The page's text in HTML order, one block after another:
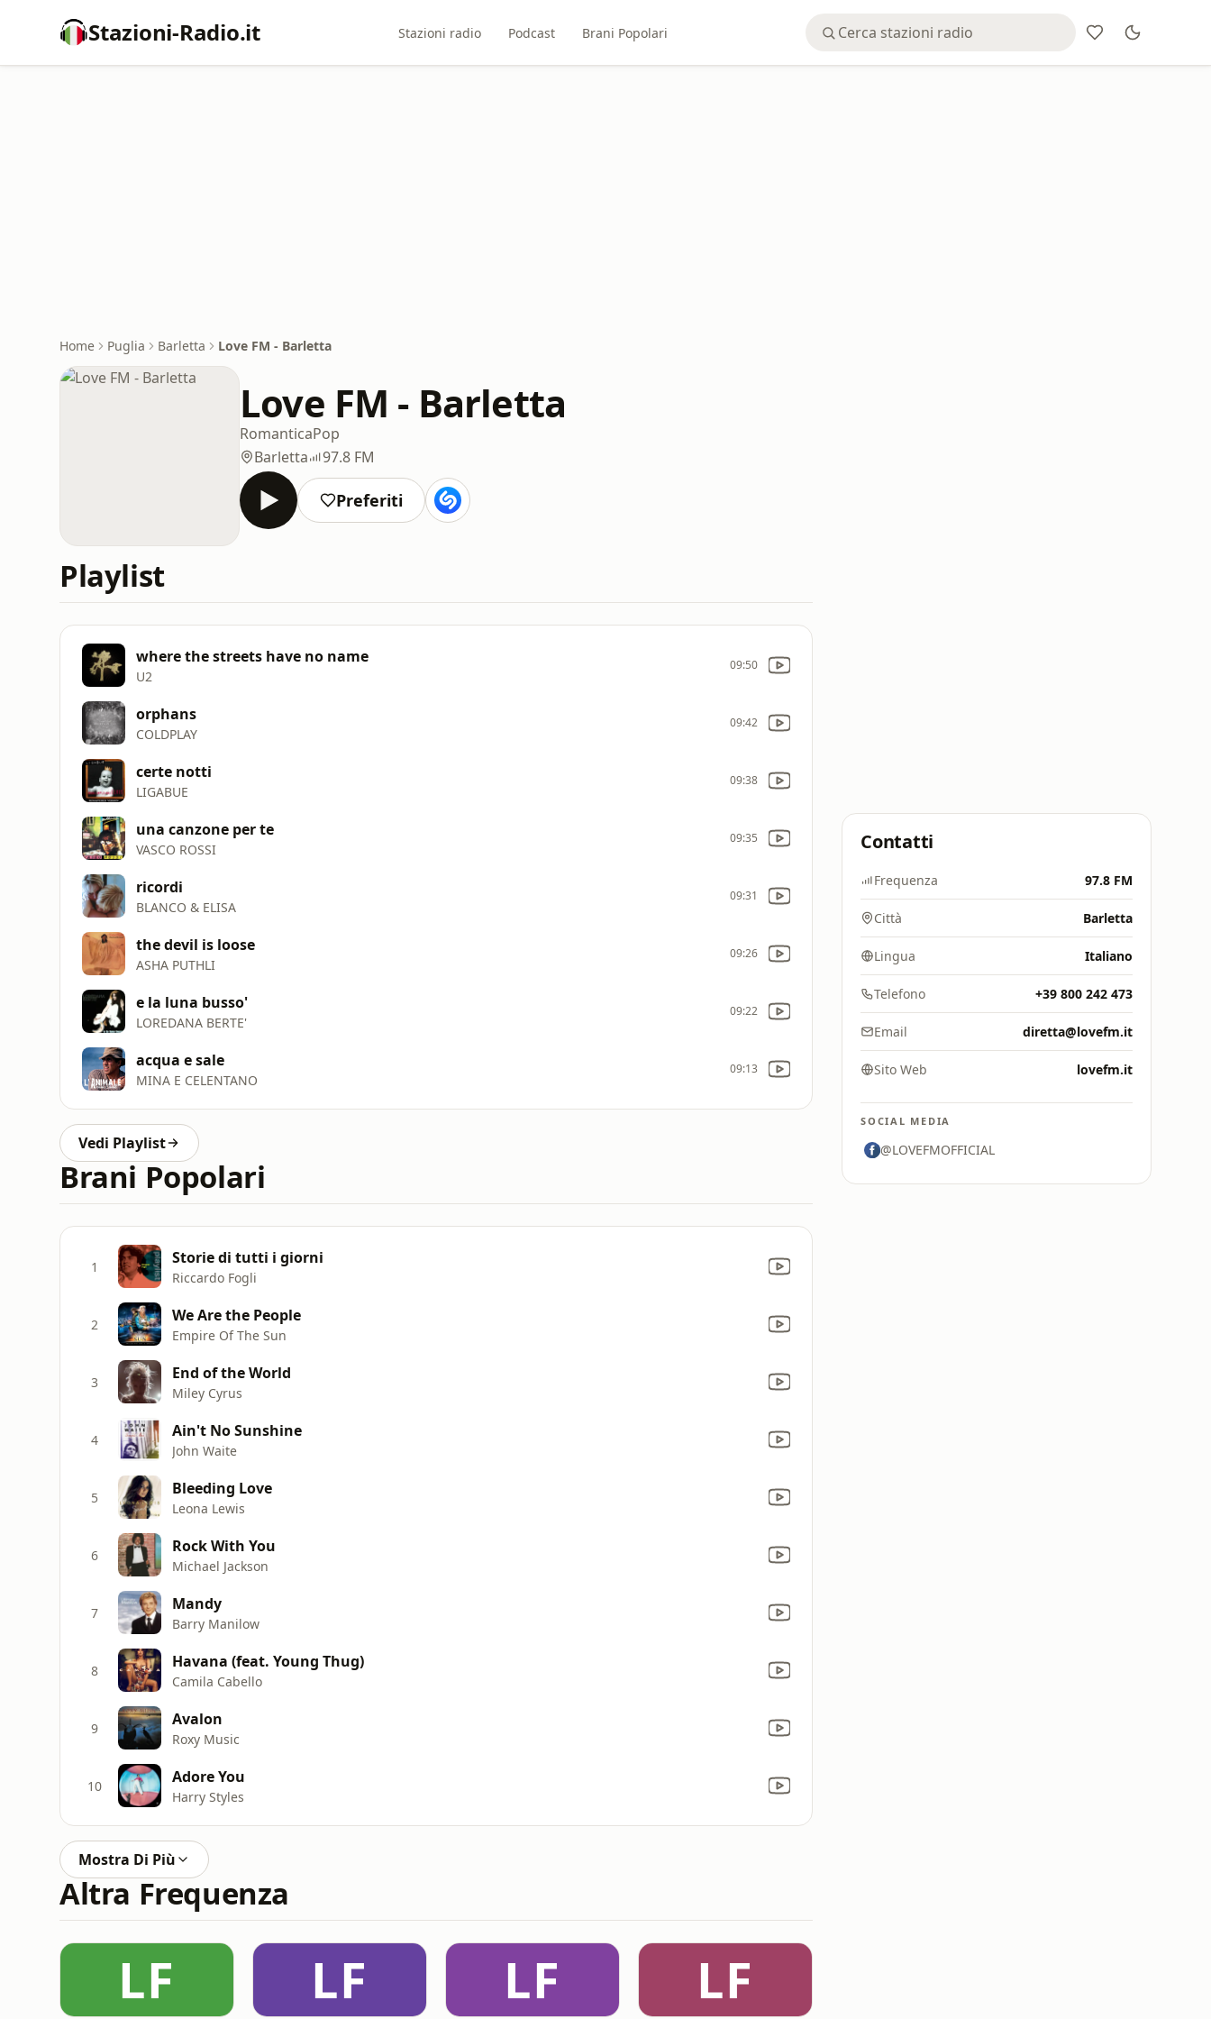
Stazioni-Radio.it Stazioni radio Podcast Brani Popolari
Home Puglia Barletta Love FM - Barletta
Love FM - Barletta
RomanticaPop
Barletta
97.8 FM
Preferiti
Playlist
where the streets have no name
U2
09:50
orphans
COLDPLAY
09:42
certe notti
LIGABUE
09:38
una canzone per te
VASCO ROSSI
09:35
ricordi
BLANCO & ELISA
09:31
the devil is loose
ASHA PUTHLI
09:26
e la luna busso'
LOREDANA BERTE'
09:22
acqua e sale
MINA E CELENTANO
09:13
Vedi Playlist
Brani Popolari
1 Storie di tutti i giorni
Riccardo Fogli
2 We Are the People
Empire Of The Sun
3 End of the World
Miley Cyrus
4 Ain't No Sunshine
John Waite
5 Bleeding Love
Leona Lewis
6 Rock With You
Michael Jackson
7 Mandy
Barry Manilow
8 Havana (feat. Young Thug)
Camila Cabello
9 Avalon
Roxy Music
10 Adore You
Harry Styles
Mostra Di Più
Altra Frequenza
LF LF LF LF
Contatti
Frequenza 97.8 FM
Città Barletta
Lingua Italiano
Telefono +39 800 242 473
Email diretta@lovefm.it
Sito Web lovefm.it
SOCIAL MEDIA
@LOVEFMOFFICIAL